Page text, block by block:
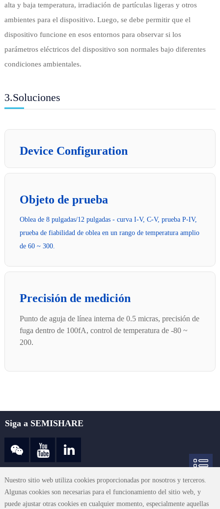
Nuestro sitio web utiliza cookies proporcionadas por nosotros y terceros.
Algunas cookies son necesarias para el funcionamiento del sitio web, y
puede ajustar otras cookies en cualquier momento, especialmente aquellas
alta y baja temperatura, irradiación de partículas ligeras y otros
ambientes para el dispositivo. Luego, se debe permitir que el
dispositivo funcione en esos entornos para observar si los
parámetros eléctricos del dispositivo son normales bajo diferentes
condiciones ambientales.
3.Soluciones
Device Configuration
Objeto de prueba
Oblea de 8 pulgadas/12 pulgadas - curva I-V, C-V, prueba P-IV,
prueba de fiabilidad de oblea en un rango de temperatura amplio
de 60 ~ 300.
Precisión de medición
Punto de aguja de línea interna de 0.5 micras, precisión de
fuga dentro de 100fA, control de temperatura de -80 ~
200.
Siga a SEMISHARE